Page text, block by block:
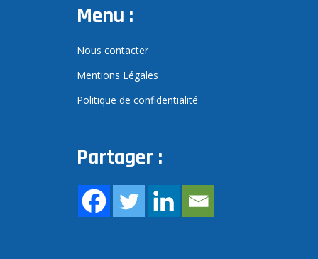
Menu :
Nous contacter
Mentions Légales
Politique de confidentialité
Partager :